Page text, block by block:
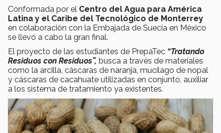
Conformada por el Centro del Agua para América
Latina y el Caribe del Tecnológico de Monterrey
en colaboración con la Embajada de Suecia en México
se llevó a cabo la gran final.
El proyecto de las estudiantes de PrepaTec “Tratando
Residuos con Residuos”, busca a través de materiales
como la arcilla, cáscaras de naranja, mucílago de nopal
y cáscaras de cacahuate utilizadas en conjunto, auxiliar
a los sistema de tratamiento ya existentes.